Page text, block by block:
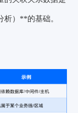
）**的基础。